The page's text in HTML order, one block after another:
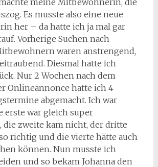
meine Mitbewohnerin, die
Es musste also eine neue
her – da hatte ich ja mal gar
Vorherige Suchen nach
waren anstrengend,
Diesmal hatte ich
Nur 2 Wochen nach dem
Onlineannonce hatte ich 4
abgemacht. Ich war
erste war gleich super
die zweite kam nicht, der dritte
richtig und die vierte hätte auch
können. Nun musste ich
und so bekam Johanna den